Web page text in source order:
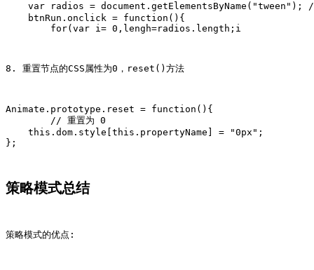
var radios = document.getElementsByName("tween"); //
    btnRun.onclick = function(){
        for(var i= 0,lengh=radios.length;i
8. 重置节点的CSS属性为0，reset()方法
Animate.prototype.reset = function(){
        // 重置为 0
    this.dom.style[this.propertyName] = "0px";
策略模式总结
策略模式的优点: